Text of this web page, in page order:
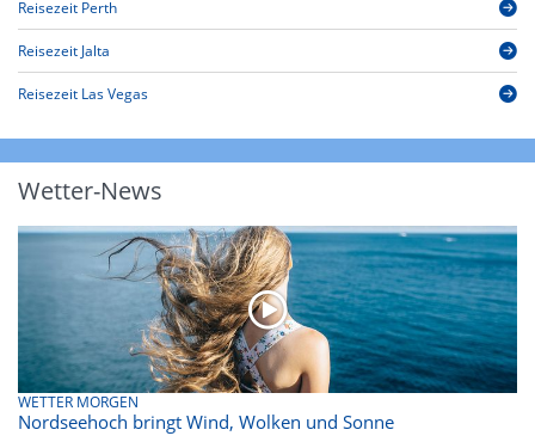
Reisezeit Perth
Reisezeit Jalta
Reisezeit Las Vegas
Wetter-News
WETTER MORGEN
Nordseehoch bringt Wind, Wolken und Sonne